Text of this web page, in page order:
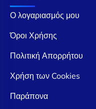
Ο λογαριασμός μου
Όροι Χρήσης
Πολιτική Απορρήτου
Χρήση των Cookies
Παράπονα